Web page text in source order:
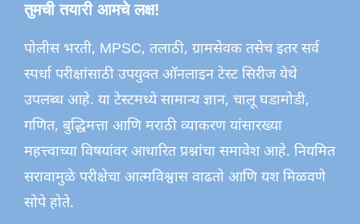
तुमची तयारी आमचे लक्ष!
पोलीस भरती, MPSC, तलाठी, ग्रामसेवक तसेच इतर सर्व
स्पर्धा परीक्षांसाठी उपयुक्त ऑनलाइन टेस्ट सिरीज येथे
उपलब्ध आहे. या टेस्टमध्ये सामान्य ज्ञान, चालू घडामोडी,
गणित, बुद्धिमत्ता आणि मराठी व्याकरण यांसारख्या
महत्त्वाच्या विषयांवर आधारित प्रश्नांचा समावेश आहे. नियमित
सरावामुळे परीक्षेचा आत्मविश्वास वाढतो आणि यश मिळवणे
सोपे होते.